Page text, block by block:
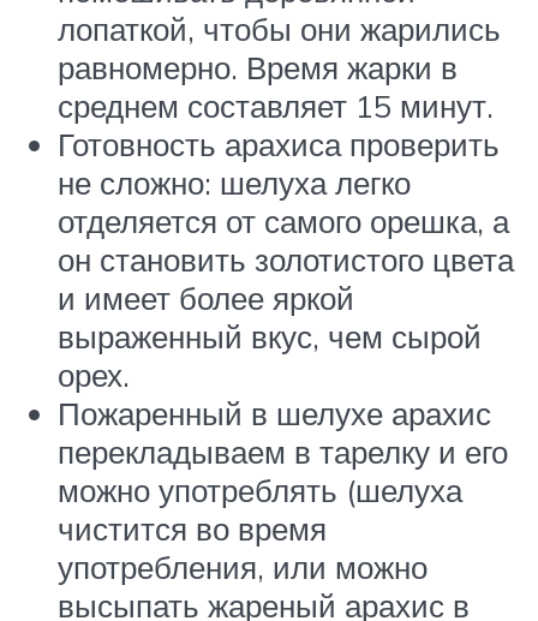
лопаткой, чтобы они жарились
равномерно. Время жарки в
среднем составляет 15 минут.
Готовность арахиса проверить
не сложно: шелуха легко
отделяется от самого орешка, а
он становить золотистого цвета
и имеет более яркой
выраженный вкус, чем сырой
орех.
Пожаренный в шелухе арахис
перекладываем в тарелку и его
можно употреблять (шелуха
чистится во время
употребления, или можно
высыпать жареный арахис в